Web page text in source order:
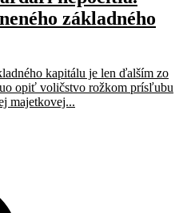
základného
kapitálu je len ďalším zo
opiť voličstvo rožkom prísľubu
majetkovej...